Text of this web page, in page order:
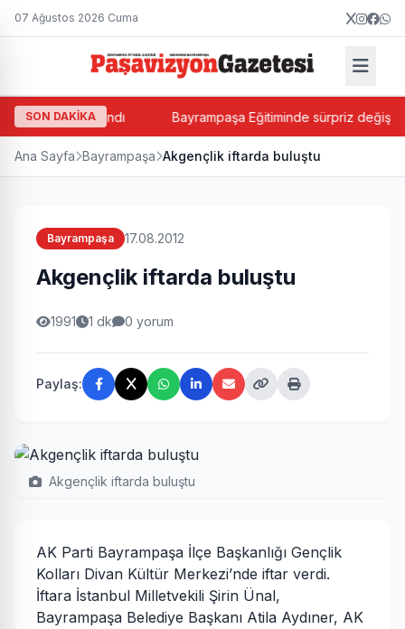
07 Ağustos 2026 Cuma
SON DAKİKA
Balkan atandı Bayrampaşa Eğitiminde sürpriz değişim!
Ana Sayfa Bayrampaşa Akgençlik iftarda buluştu
Bayrampaşa 17.08.2012
Akgençlik iftarda buluştu
1991 1 dk 0 yorum
Paylaş:
Akgençlik iftarda buluştu
AK Parti Bayrampaşa İlçe Başkanlığı Gençlik
Kolları Divan Kültür Merkezi’nde iftar verdi.
İftara İstanbul Milletvekili Şirin Ünal,
Bayrampaşa Belediye Başkanı Atila Aydıner, AK